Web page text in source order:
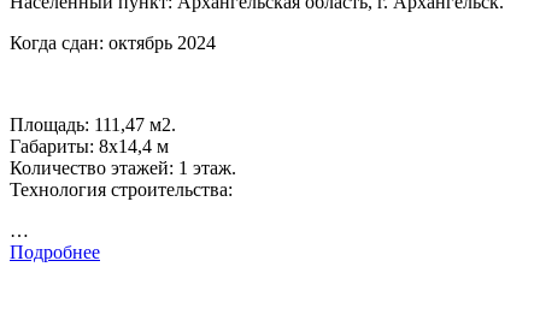
Когда сдан: октябрь 2024
Площадь: 111,47 м2.
Габариты: 8х14,4 м
Количество этажей: 1 этаж.
Технология строительства:
…
Подробнее